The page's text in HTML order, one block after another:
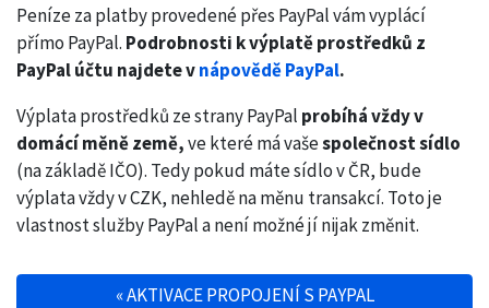
Peníze za platby provedené přes PayPal vám vyplácí
přímo PayPal. Podrobnosti k výplatě prostředků z
PayPal účtu najdete vnápovědě PayPal.
Výplata prostředků ze strany PayPal probíhá vždy v
domácí měně země,ve které má vašespolečnost sídlo
(na základě IČO). Tedy pokud máte sídlo v ČR, bude
výplata vždy v CZK, nehledě na měnu transakcí. Toto je
vlastnost služby PayPal a není možné jí nijak změnit.
«AKTIVACE PROPOJENÍ S PAYPAL